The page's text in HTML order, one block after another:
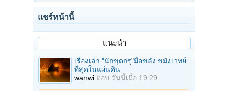
แชร์หน้านี้
แนะนำ
เรื่องเล่า "นักขุดกรุ"มือขลัง ขมังเวทย์
ที่สุดในแผ่นดิน
wanwi ตอบ วันนี้เมื่อ 19:29